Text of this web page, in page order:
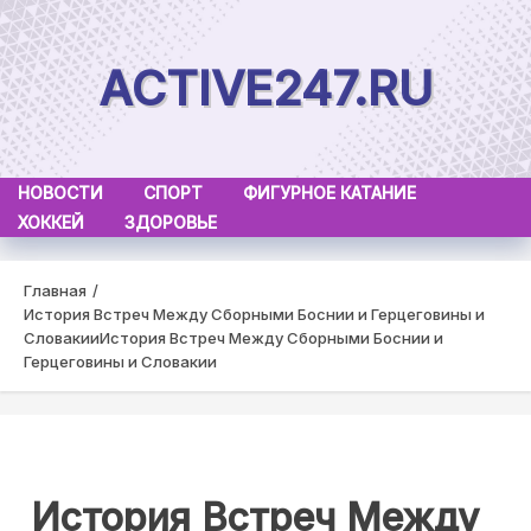
Skip
to
content
ACTIVE247.RU
НОВОСТИ СПОРТ
ФИГУРНОЕ КАТАНИЕ
ХОККЕЙ
ЗДОРОВЬЕ
Главная
История Встреч Между Сборными Боснии и Герцеговины и
СловакииИстория Встреч Между Сборными Боснии и
Герцеговины и Словакии
История Встреч Между